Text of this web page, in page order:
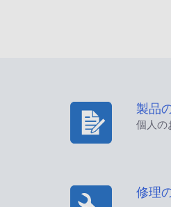
製品
個人の
修理